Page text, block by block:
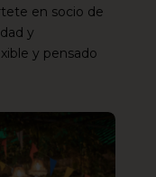
en socio de
y
y pensado